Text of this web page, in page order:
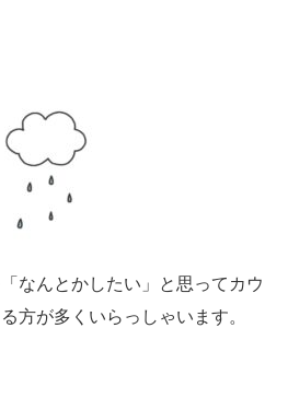
なんとかしたい」と思ってカウ
方が多くいらっしゃいます。